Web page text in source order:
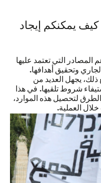
يمكنكم إيجاد
المصادر التي تعتمد عليها
وتحقيق أهدافها.
يجهل العديد من
شروط تلقيها. في هذا
لتحصيل هذه الموارد،
العملية.